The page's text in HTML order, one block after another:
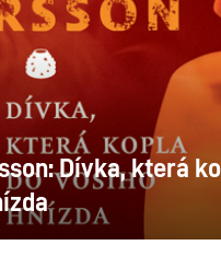
Dívka, která